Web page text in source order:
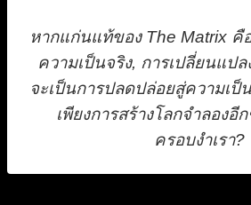
หากแก่นแท้ของ The Matrix คื
ความเป็นจริง, การเปลี่ยนแปล
จะเป็นการปลดปล่อยสู่ความเป็
เพียงการสร้างโลกจำลอง
ครอบงำเรา?